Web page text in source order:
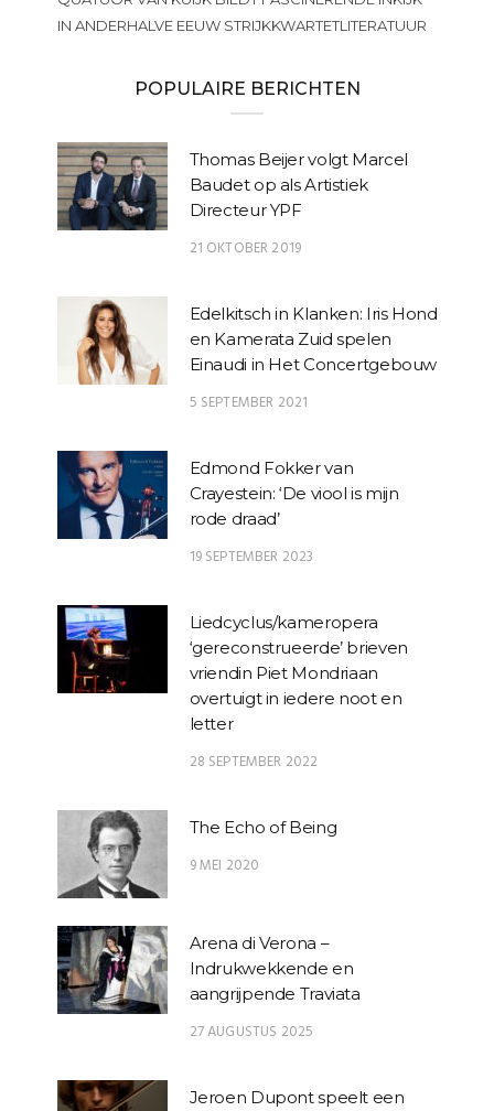
IN ANDERHALVE EEUW STRIJKKWARTETLITERATUUR
POPULAIRE BERICHTEN
Thomas Beijer volgt Marcel
Baudet op als Artistiek
Directeur YPF
21 OKTOBER 2019
Edelkitsch in Klanken: Iris Hond
en Kamerata Zuid spelen
Einaudi in Het Concertgebouw
5 SEPTEMBER 2021
Edmond Fokker van
Crayestein: ‘De viool is mijn
rode draad’
19 SEPTEMBER 2023
Liedcyclus/kameropera
‘gereconstrueerde’ brieven
vriendin Piet Mondriaan
overtuigt in iedere noot en
letter
28 SEPTEMBER 2022
The Echo of Being
9 MEI 2020
Arena di Verona –
Indrukwekkende en
aangrijpende Traviata
27 AUGUSTUS 2025
Jeroen Dupont speelt een